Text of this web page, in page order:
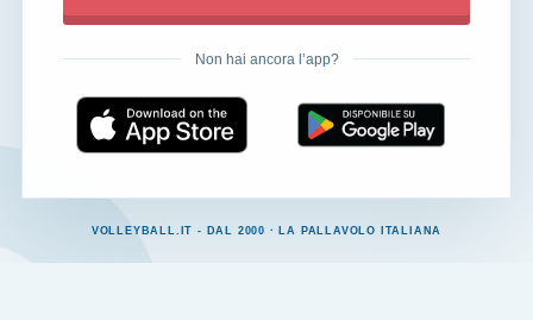
Non hai ancora l’app?
VOLLEYBALL.IT - DAL 2000 · LA PALLAVOLO ITALIANA